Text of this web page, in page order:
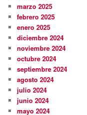
marzo 2025
febrero 2025
enero 2025
diciembre 2024
noviembre 2024
octubre 2024
septiembre 2024
agosto 2024
julio 2024
junio 2024
mayo 2024